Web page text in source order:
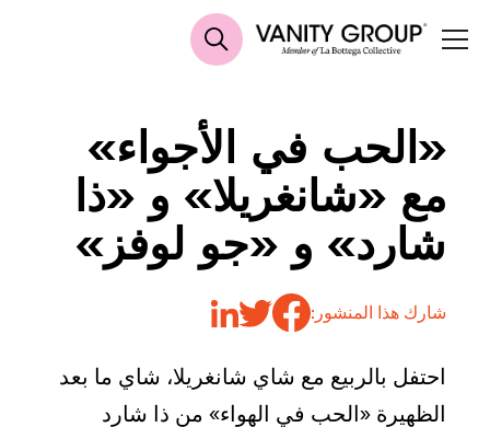
«الحب في الأجواء»
مع «شانغريلا» و «ذا
شارد» و «جو لوفز»
شارك هذا المنشور:
احتفل بالربيع مع شاي شانغريلا، شاي ما بعد
الظهيرة «الحب في الهواء» من ذا شارد